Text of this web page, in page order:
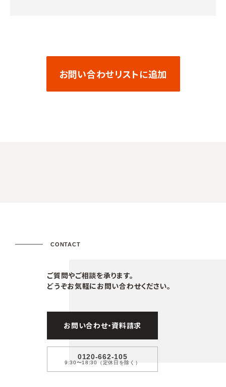
お問い合わせリストに追加
CONTACT
ご質問やご相談を承ります。
どうぞお気軽にお問い合わせください。
お問い合わせ・資料請求
0120-662-105
9:30〜18:30（定休日を除く）